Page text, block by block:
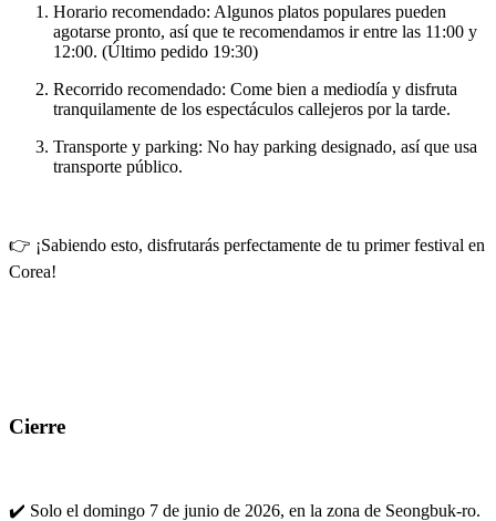
Horario recomendado: Algunos platos populares pueden
agotarse pronto, así que te recomendamos ir entre las 11:00 y
12:00. (Último pedido 19:30)
Recorrido recomendado: Come bien a mediodía y disfruta
tranquilamente de los espectáculos callejeros por la tarde.
Transporte y parking: No hay parking designado, así que usa
transporte público.
👉 ¡Sabiendo esto, disfrutarás perfectamente de tu primer festival en
Corea!
Cierre
✔️ Solo el domingo 7 de junio de 2026, en la zona de Seongbuk-ro.